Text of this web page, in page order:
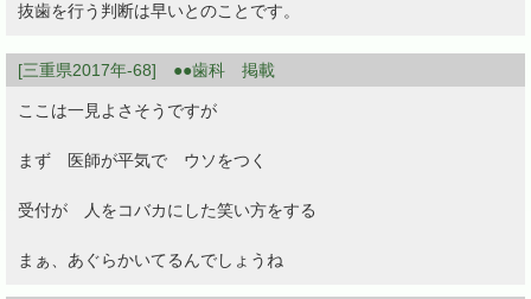
抜歯を行う判断は早いとのことです。
[三重県2017年-68] ●●歯科 掲載
ここは一見よさそうですが
まず 医師が平気で ウソをつく
受付が 人をコバカにした笑い方をする
まぁ、あぐらかいてるんでしょうね